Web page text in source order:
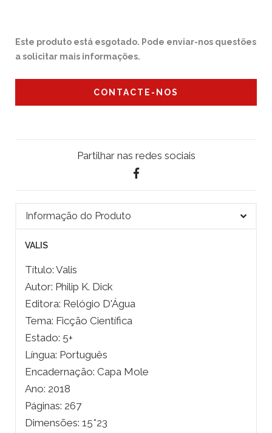
Este produto está esgotado. Pode enviar-nos questões
a solicitar mais informações.
CONTACTE-NOS
Partilhar nas redes sociais
Informação do Produto
VALIS
Título: Valis
Autor: Philip K. Dick
Editora: Relógio D'Água
Tema: Ficção Científica
Estado: 5+
Língua: Português
Encadernação: Capa Mole
Ano: 2018
Páginas: 267
Dimensões: 15*23